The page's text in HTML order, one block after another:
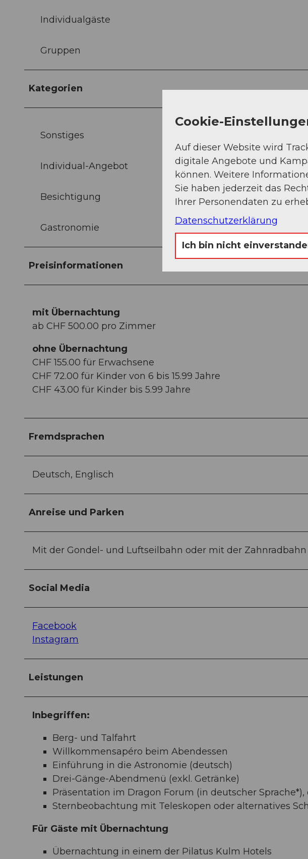
Individualgäste
Gruppen
Kategorien
Sonstiges
Individual-Angebot
Besichtigung
Gastronomie
Preisinformationen
mit Übernachtung
ab CHF 500.00 pro Zimmer
ohne Übernachtung
CHF 155.00 für Erwachsene
CHF 72.00 für Kinder von 6 bis 15.99 Jahre
CHF 43.00 für Kinder bis 5.99 Jahre
Fremdsprachen
Deutsch, Englisch
Anreise und Parken
Mit der Gondel- und Luftseilbahn oder mit der
Social Media
Facebook
Instagram
Leistungen
Inbegriffen:
Berg- und Talfahrt
Willkommensapéro beim Abendessen
Einführung in die Astronomie (deutsch)
Drei-Gänge-Abendmenü (exkl. Getränke)
Präsentation im Dragon Forum (in deutscher Sprache*),
Sternbeobachtung mit Teleskopen oder alternatives
Für Gäste mit Übernachtung
Übernachtung in einem der Pilatus Kulm Hotels
Cookie-
Auf dieser Website wird
digitale Angebote und
können. Weitere
Sie haben jederzeit das
Ihrer Personendaten zu
Datenschutzerklärung
Ich bin nicht